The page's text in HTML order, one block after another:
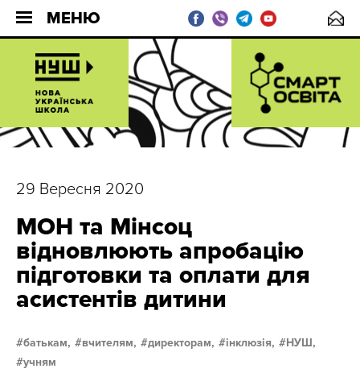
МЕНЮ
29 Вересня 2020
МОН та Мінсоц
відновлюють апробацію
підготовки та оплати для
асистентів дитини
батькам, вчителям, директорам, інклюзія,
НУШ,
учням